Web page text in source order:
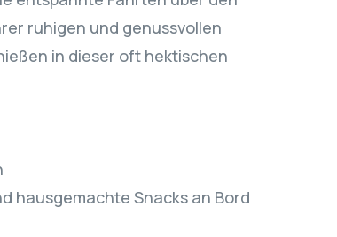
ruhigen und genussvollen
in dieser oft hektischen
hausgemachte Snacks an Bord